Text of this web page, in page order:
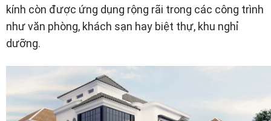
kính còn được ứng dụng rộng rãi trong các công trình
như văn phòng, khách sạn hay biệt thự, khu nghỉ
dưỡng.